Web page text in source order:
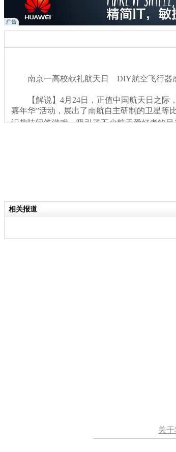
南京一高校献礼航天日 DIY航空飞行器
【解说】4月24日，正值中国航天日之际
嘉年华”活动，展出了南航自主研制的卫星等
识趣味问答游戏，吸引了不少航天爱好者的目
相关报道
关